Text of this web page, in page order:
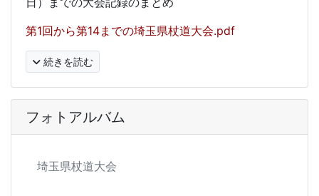
第1回から第14までの埼玉県杖道大会.pdf
続きを読む
フォトアルバム
埼玉県杖道大会